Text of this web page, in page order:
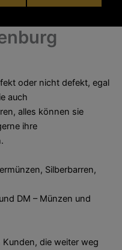
oder nicht defekt, egal
auch
alles können sie
ihre
Silberbarren,
DM – Münzen und
Kunden, die weiter weg